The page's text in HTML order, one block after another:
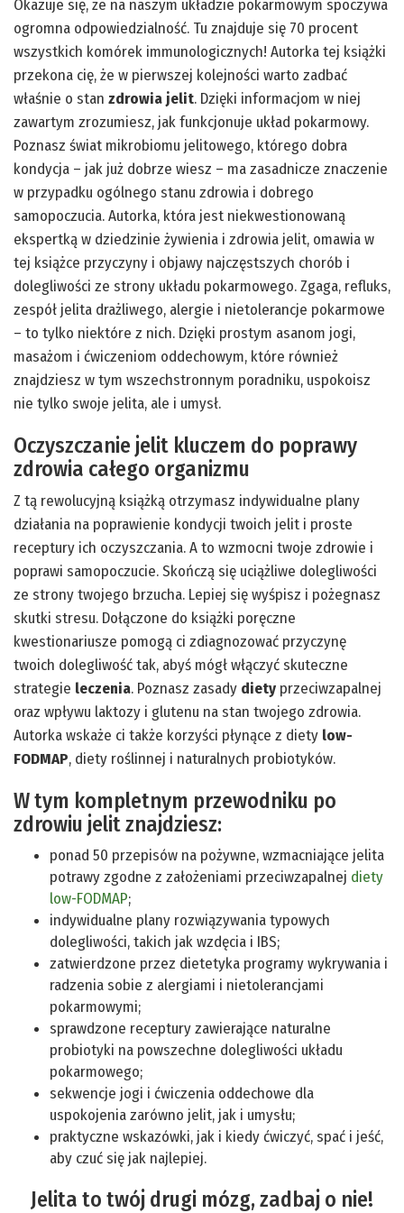
Okazuje się, że na naszym układzie pokarmowym spoczywa
ogromna odpowiedzialność. Tu znajduje się 70 procent
wszystkich komórek immunologicznych! Autorka tej książki
przekona cię, że w pierwszej kolejności warto zadbać
właśnie o stan zdrowia jelit. Dzięki informacjom w niej
zawartym zrozumiesz, jak funkcjonuje układ pokarmowy.
Poznasz świat mikrobiomu jelitowego, którego dobra
kondycja – jak już dobrze wiesz – ma zasadnicze znaczenie
w przypadku ogólnego stanu zdrowia i dobrego
samopoczucia. Autorka, która jest niekwestionowaną
ekspertką w dziedzinie żywienia i zdrowia jelit, omawia w
tej książce przyczyny i objawy najczęstszych chorób i
dolegliwości ze strony układu pokarmowego. Zgaga, refluks,
zespół jelita drażliwego, alergie i nietolerancje pokarmowe
– to tylko niektóre z nich. Dzięki prostym asanom jogi,
masażom i ćwiczeniom oddechowym, które również
znajdziesz w tym wszechstronnym poradniku, uspokoisz
nie tylko swoje jelita, ale i umysł.
Oczyszczanie jelit kluczem do poprawy
zdrowia całego organizmu
Z tą rewolucyjną książką otrzymasz indywidualne plany
działania na poprawienie kondycji twoich jelit i proste
receptury ich oczyszczania. A to wzmocni twoje zdrowie i
poprawi samopoczucie. Skończą się uciążliwe dolegliwości
ze strony twojego brzucha. Lepiej się wyśpisz i pożegnasz
skutki stresu. Dołączone do książki poręczne
kwestionariusze pomogą ci zdiagnozować przyczynę
twoich dolegliwość tak, abyś mógł włączyć skuteczne
strategie leczenia. Poznasz zasady diety przeciwzapalnej
oraz wpływu laktozy i glutenu na stan twojego zdrowia.
Autorka wskaże ci także korzyści płynące z diety low-
FODMAP, diety roślinnej i naturalnych probiotyków.
W tym kompletnym przewodniku po
zdrowiu jelit znajdziesz:
ponad 50 przepisów na pożywne, wzmacniające jelita
potrawy zgodne z założeniami przeciwzapalnej diety
low-FODMAP;
indywidualne plany rozwiązywania typowych
dolegliwości, takich jak wzdęcia i IBS;
zatwierdzone przez dietetyka programy wykrywania i
radzenia sobie z alergiami i nietolerancjami
pokarmowymi;
sprawdzone receptury zawierające naturalne
probiotyki na powszechne dolegliwości układu
pokarmowego;
sekwencje jogi i ćwiczenia oddechowe dla
uspokojenia zarówno jelit, jak i umysłu;
praktyczne wskazówki, jak i kiedy ćwiczyć, spać i jeść,
aby czuć się jak najlepiej.
Jelita to twój drugi mózg, zadbaj o nie!